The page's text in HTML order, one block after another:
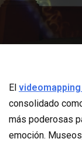
El
consolidado
más poderosas
emoción.